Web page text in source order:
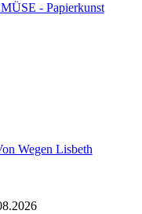
- Papierkunst
Wegen Lisbeth